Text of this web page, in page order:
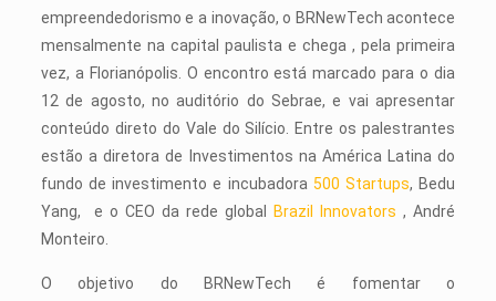
empreendedorismo e a inovação, o BRNewTech acontece
mensalmente na capital paulista e chega , pela primeira
vez, a Florianópolis. O encontro está marcado para o dia
12 de agosto, no auditório do Sebrae, e vai apresentar
conteúdo direto do Vale do Silício. Entre os palestrantes
estão a diretora de Investimentos na América Latina do
fundo de investimento e incubadora 500 Startups, Bedu
Yang, e o CEO da rede global
Brazil Innovators, André
Monteiro.
O objetivo do BRNewTech é fomentar o